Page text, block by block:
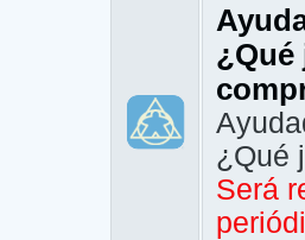
¿Qué
¿Qué
Será